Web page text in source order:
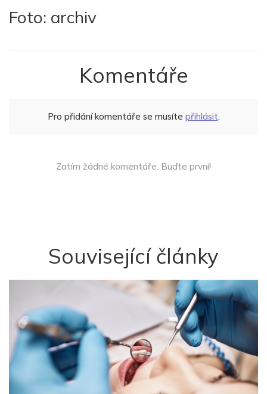
Foto: archiv
Komentáře
Pro přidání komentáře se musíte přihlásit.
Zatím žádné komentáře. Buďte první!
Související články